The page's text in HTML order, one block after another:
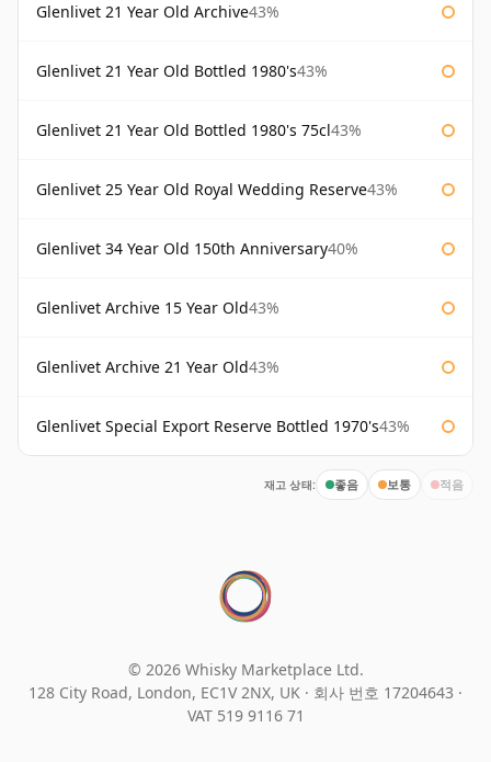
Glenlivet 21 Year Old Archive43%
Glenlivet 21 Year Old Bottled 1980's43%
Glenlivet 21 Year Old Bottled 1980's 75cl43%
Glenlivet 25 Year Old Royal Wedding Reserve43%
Glenlivet 34 Year Old 150th Anniversary40%
Glenlivet Archive 15 Year Old43%
Glenlivet Archive 21 Year Old43%
Glenlivet Special Export Reserve Bottled 1970's43%
재고 상태: 좋음 보통 적음
© 2026 Whisky Marketplace Ltd.
128 City Road, London, EC1V 2NX, UK · 회사 번호 17204643 ·
VAT 519 9116 71